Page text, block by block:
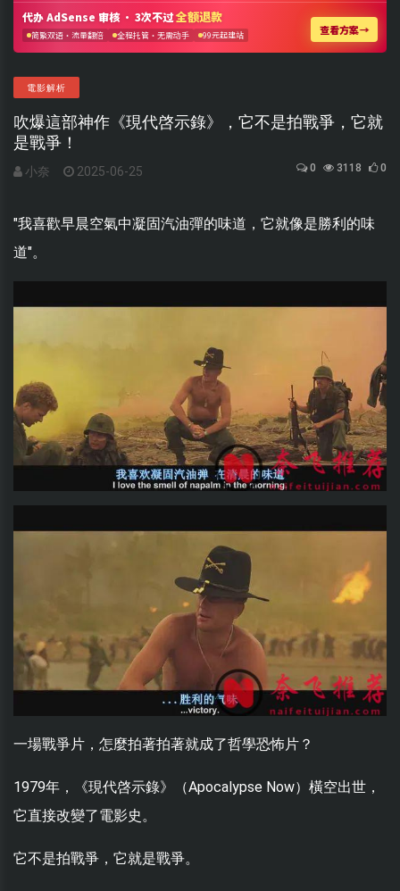
電影解析
吹爆這部神作《現代啓示錄》，它不是拍戰爭，它就
是戰爭！
小奈 2025-06-25 0 3118 0
"我喜歡早晨空氣中凝固汽油彈的味道，它就像是勝利的味
道"。
一場戰爭片，怎麼拍著拍著就成了哲學恐怖片？
1979年，《現代啓示錄》（Apocalypse Now）橫空出世，
它直接改變了電影史。
它不是拍戰爭，它就是戰爭。